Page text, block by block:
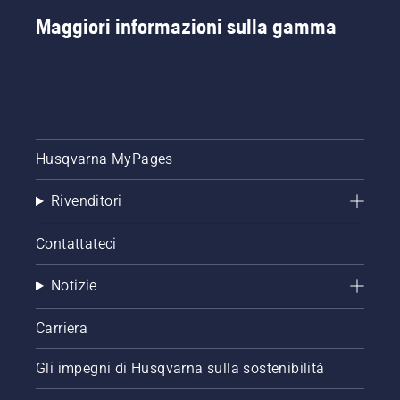
Maggiori informazioni sulla gamma
Husqvarna MyPages
Rivenditori
Contattateci
Notizie
Carriera
Gli impegni di Husqvarna sulla sostenibilità